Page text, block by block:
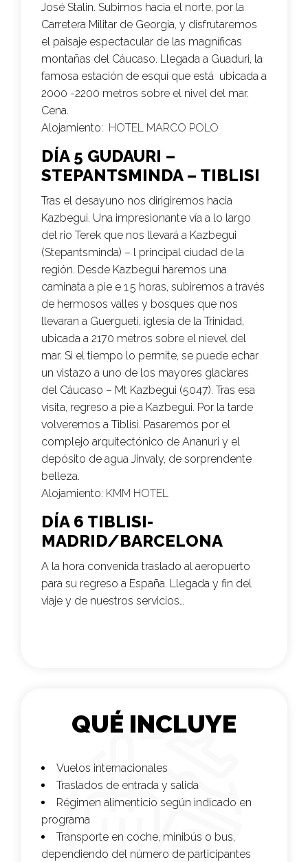
José Stalin. Subimos hacia el norte, por la
Carretera Militar de Georgia, y disfrutaremos
el paisaje espectacular de las magníficas
montañas del Cáucaso. Llegada a Guaduri, la
famosa estación de esquí que está ubicada a
2000 -2200 metros sobre el nivel del mar.
Cena.
Alojamiento: HOTEL MARCO POLO
DÍA 5 GUDAURI –
STEPANTSMINDA – TIBLISI
Tras el desayuno nos dirigiremos hacia
Kazbegui. Una impresionante vía a lo largo
del rio Terek que nos llevará a Kazbegui
(Stepantsminda) – l principal ciudad de la
región. Desde Kazbegui haremos una
caminata a pie e 1.5 horas, subiremos a través
de hermosos valles y bosques que nos
llevaran a Guergueti, iglesia de la Trinidad,
ubicada a 2170 metros sobre el nievel del
mar. Si el tiempo lo permite, se puede echar
un vistazo a uno de los mayores glaciares
del Cáucaso – Mt Kazbegui (5047). Tras esa
visita, regreso a pie a Kazbegui. Por la tarde
volveremos a Tiblisi. Pasaremos por el
complejo arquitectónico de Ananuri y el
depósito de agua Jinvaly, de sorprendente
belleza.
Alojamiento: KMM HOTEL
DÍA 6 TIBLISI-
MADRID/BARCELONA
A la hora convenida traslado al aeropuerto
para su regreso a España. Llegada y fin del
viaje y de nuestros servicios…
QUÉ INCLUYE
Vuelos internacionales
Traslados de entrada y salida
Régimen alimenticio según indicado en
programa
Transporte en coche, minibús o bus,
dependiendo del número de participantes